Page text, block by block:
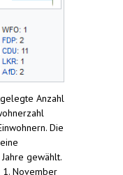
Anzahl
Die
gewählt.
November